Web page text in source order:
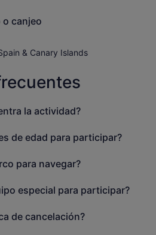
canjeo
& Canary Islands
la actividad?
de edad para participar?
para navegar?
especial para participar?
de cancelación?